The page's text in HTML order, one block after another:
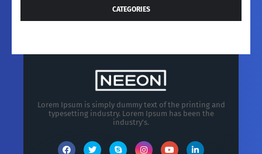
CATEGORIES
Lorem Ipsum is simply dummy text of the printing and
typesetting industry. Lorem Ipsum has been the
industry's.